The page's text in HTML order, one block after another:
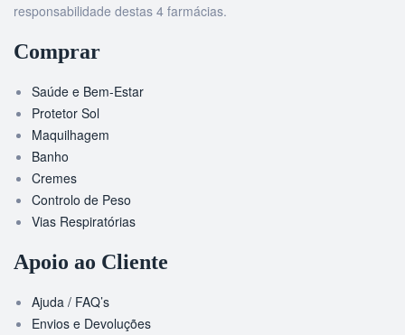
responsabilidade destas 4 farmácias.
Comprar
Saúde e Bem-Estar
Protetor Sol
Maquilhagem
Banho
Cremes
Controlo de Peso
Vias Respiratórias
Apoio ao Cliente
Ajuda / FAQ’s
Envios e Devoluções